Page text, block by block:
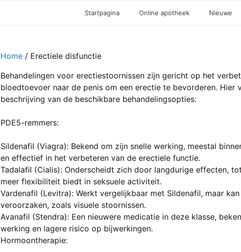
Startpagina Online apotheek Nieuwe
Home / Erectiele disfunctie
Behandelingen voor erectiestoornissen zijn gericht op het
bloedtoevoer naar de penis om een erectie te bevorderen. Hier
beschrijving van de beschikbare behandelingsopties:
PDE5-remmers:
Sildenafil (Viagra): Bekend om zijn snelle werking, meestal
en effectief in het verbeteren van de erectiele functie.
Tadalafil (Cialis): Onderscheidt zich door langdurige effecten,
meer flexibiliteit biedt in seksuele activiteit.
Vardenafil (Levitra): Werkt vergelijkbaar met Sildenafil, maar
veroorzaken, zoals visuele stoornissen.
Avanafil (Stendra): Een nieuwere medicatie in deze klasse,
werking en lagere risico op bijwerkingen.
Hormoontherapie: